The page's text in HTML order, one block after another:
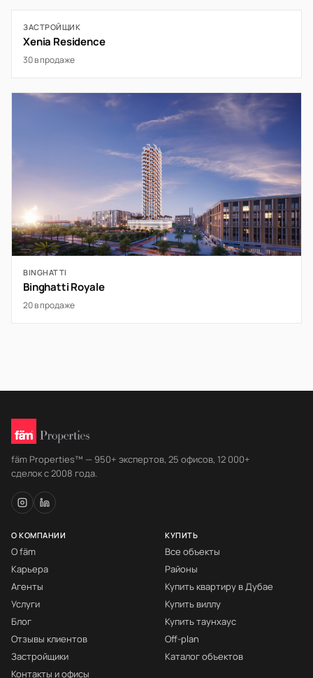
ЗАСТРОЙЩИК
Xenia Residence
30 в продаже
BINGHATTI
Binghatti Royale
20 в продаже
fäm Properties™ — 950+ экспертов, 25 офисов, 12 000+
сделок с 2008 года.
О КОМПАНИИ
О fäm
Карьера
Агенты
Услуги
Блог
Отзывы клиентов
Застройщики
Контакты и офисы
КУПИТЬ
Все объекты
Районы
Купить квартиру в Дубае
Купить виллу
Купить таунхаус
Off-plan
Каталог объектов